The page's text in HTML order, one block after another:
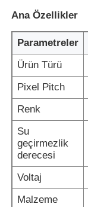
Fabrika turu
Kalite kontrolü
Bize Ulaşın
Haberler
Ana Özellikler
Parametreler
Ürün Türü
Pixel Pitch
Renk
Su
geçirmezlik
derecesi
Voltaj
Malzeme